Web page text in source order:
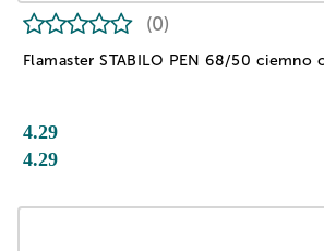
Flamaster STABILO PEN 68/50 ciemno
(0)
4.29
4.29